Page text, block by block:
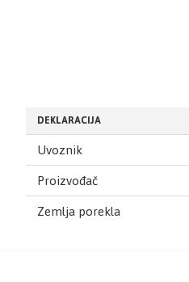
DEKLARACIJA
Uvoznik
Proizvođač
Zemlja porekla